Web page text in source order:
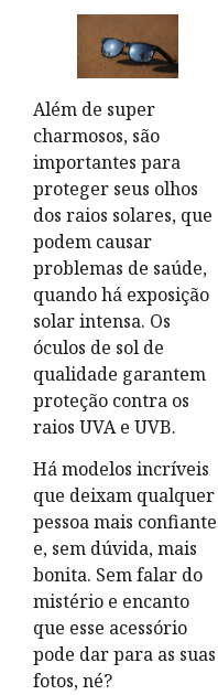
Além de super
charmosos, são
importantes para
proteger seus olhos
dos raios solares, que
podem causar
problemas de saúde,
quando há exposição
solar intensa. Os
óculos de sol de
qualidade garantem
proteção contra os
raios UVA e UVB.
Há modelos incríveis
que deixam qualquer
pessoa mais confiante
e, sem dúvida, mais
bonita. Sem falar do
mistério e encanto
que esse acessório
pode dar para as suas
fotos, né?